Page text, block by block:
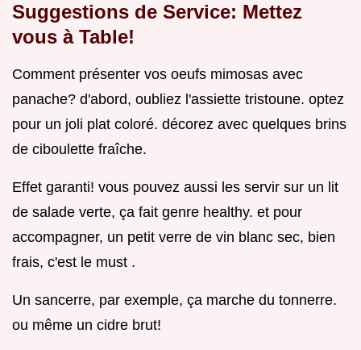
Suggestions de Service: Mettez
vous à Table!
Comment présenter vos oeufs mimosas avec
panache? d'abord, oubliez l'assiette tristoune. optez
pour un joli plat coloré. décorez avec quelques brins
de ciboulette fraîche.
Effet garanti! vous pouvez aussi les servir sur un lit
de salade verte, ça fait genre healthy. et pour
accompagner, un petit verre de vin blanc sec, bien
frais, c'est le must .
Un sancerre, par exemple, ça marche du tonnerre.
ou même un cidre brut!